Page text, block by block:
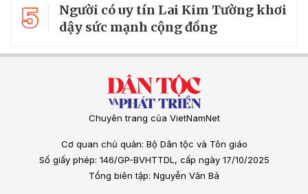
5
Người có uy tín Lai Kim Tường khơi
dậy sức mạnh cộng đồng
Chuyên trang của VietNamNet
Cơ quan chủ quản: Bộ Dân tộc và Tôn giáo
Số giấy phép: 146/GP-BVHTTDL, cấp ngày 17/10/2025
Tổng biên tập: Nguyễn Văn Bá